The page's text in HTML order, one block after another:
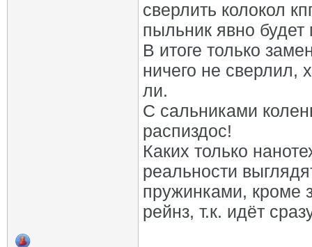
сверлить колокол
пыльник явно
В итоге только
ничего не сверлил,
ли.
С сальниками
распиздос!
Каких только
реальности
пружинками, кроме
рейнз, т.к. идёт